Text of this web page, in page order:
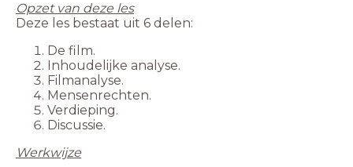
Opzet van deze les
Deze les bestaat uit 6 delen:
De film.
Inhoudelijke analyse.
Filmanalyse.
Mensenrechten.
Verdieping.
Discussie.
Werkwijze